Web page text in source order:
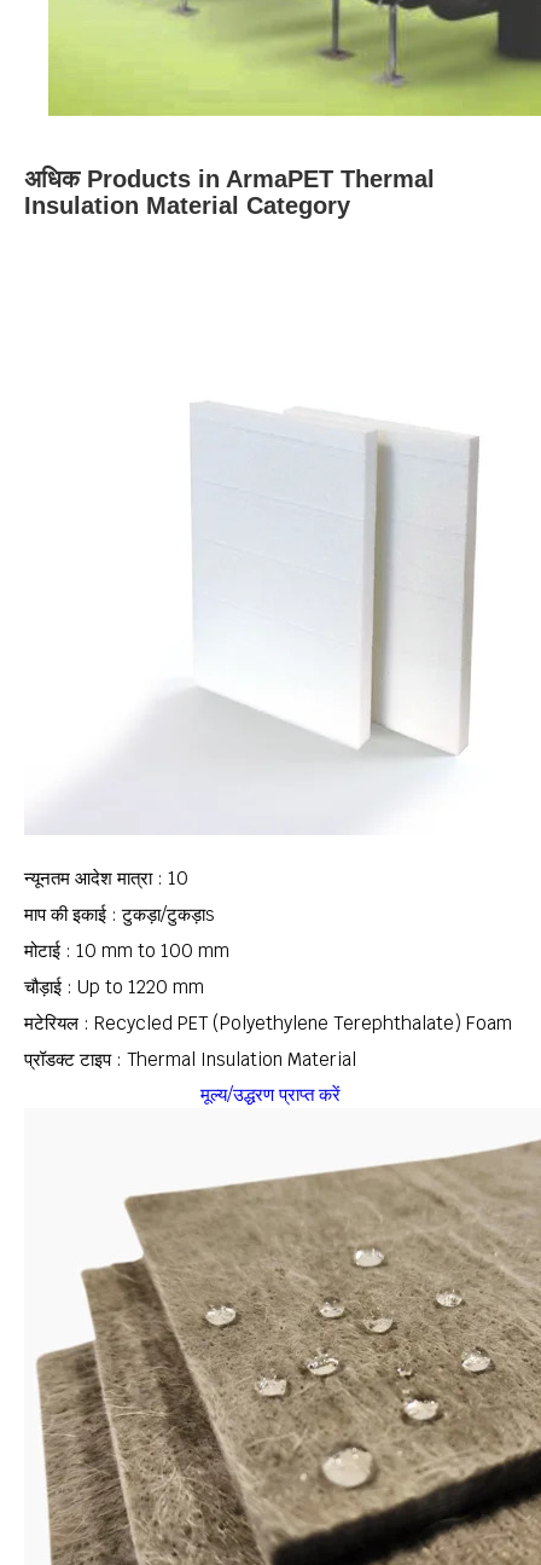
अधिक Products in ArmaPET Thermal
Insulation Material Category
न्यूनतम आदेश मात्रा : 10
माप की इकाई : टुकड़ा/टुकड़ाs
मोटाई : 10 mm to 100 mm
चौड़ाई : Up to 1220 mm
मटेरियल : Recycled PET (Polyethylene Terephthalate) Foam
प्रॉडक्ट टाइप : Thermal Insulation Material
मूल्य/उद्धरण प्राप्त करें